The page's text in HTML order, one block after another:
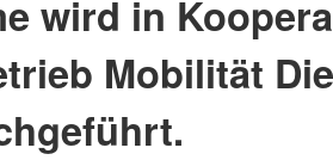
wird in
Mobilität